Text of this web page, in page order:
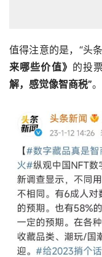
值得注意的是，“头
来哪些价值》 的投
解，感觉像智商税”。